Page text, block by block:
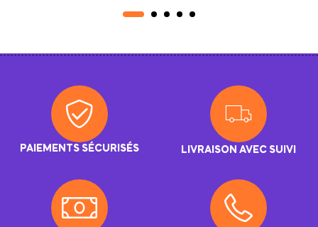
PAIEMENTS SÉCURISÉS LIVRAISON AVEC SUIVI